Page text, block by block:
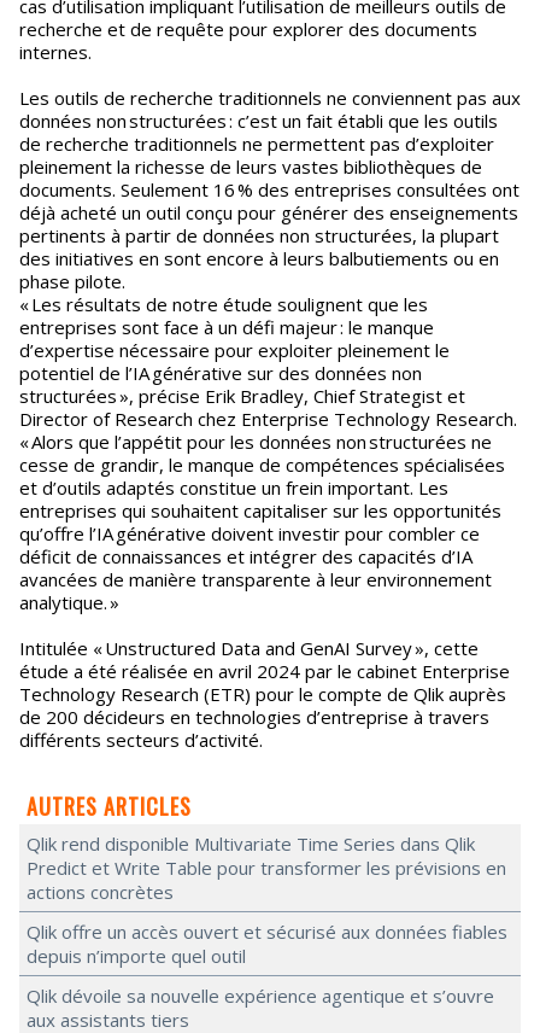
cas d’utilisation impliquant l’utilisation de meilleurs outils de
recherche et de requête pour explorer des documents
internes.
Les outils de recherche traditionnels ne conviennent pas aux
données non structurées : c’est un fait établi que les outils
de recherche traditionnels ne permettent pas d’exploiter
pleinement la richesse de leurs vastes bibliothèques de
documents. Seulement 16 % des entreprises consultées ont
déjà acheté un outil conçu pour générer des enseignements
pertinents à partir de données non structurées, la plupart
des initiatives en sont encore à leurs balbutiements ou en
phase pilote.
« Les résultats de notre étude soulignent que les
entreprises sont face à un défi majeur : le manque
d’expertise nécessaire pour exploiter pleinement le
potentiel de l’IA générative sur des données non
structurées », précise Erik Bradley, Chief Strategist et
Director of Research chez Enterprise Technology Research.
« Alors que l’appétit pour les données non structurées ne
cesse de grandir, le manque de compétences spécialisées
et d’outils adaptés constitue un frein important. Les
entreprises qui souhaitent capitaliser sur les opportunités
qu’offre l’IA générative doivent investir pour combler ce
déficit de connaissances et intégrer des capacités d’IA
avancées de manière transparente à leur environnement
analytique. »
Intitulée « Unstructured Data and GenAI Survey », cette
étude a été réalisée en avril 2024 par le cabinet Enterprise
Technology Research (ETR) pour le compte de Qlik auprès
de 200 décideurs en technologies d’entreprise à travers
différents secteurs d’activité.
AUTRES ARTICLES
Qlik rend disponible Multivariate Time Series dans Qlik
Predict et Write Table pour transformer les prévisions en
actions concrètes
Qlik offre un accès ouvert et sécurisé aux données fiables
depuis n’importe quel outil
Qlik dévoile sa nouvelle expérience agentique et s’ouvre
aux assistants tiers